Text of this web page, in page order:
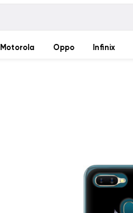
Motorola Oppo Infinix